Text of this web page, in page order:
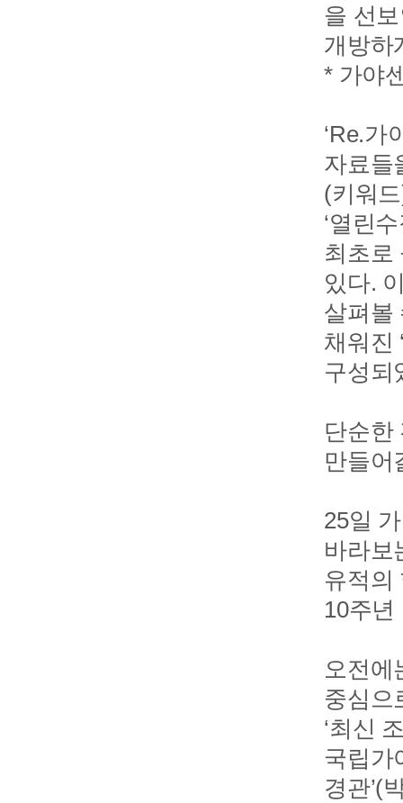
을 선
개방하
* 가야
‘Re.가
자료들
(키워
‘열린
최초로
있다.
살펴볼
채워진
구성되
단순한
만들어
25일
바라보
유적의
10주
오전에
중심으
‘최신
국립가
경관’(